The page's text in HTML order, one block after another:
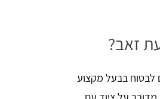
זאב?
לבטוח בבעל מקצוע